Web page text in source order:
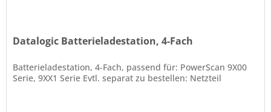
Datalogic Batterieladestation, 4-Fach
Batterieladestation, 4-Fach, passend für: PowerScan 9X00
Serie, 9XX1 Serie Evtl. separat zu bestellen: Netzteil